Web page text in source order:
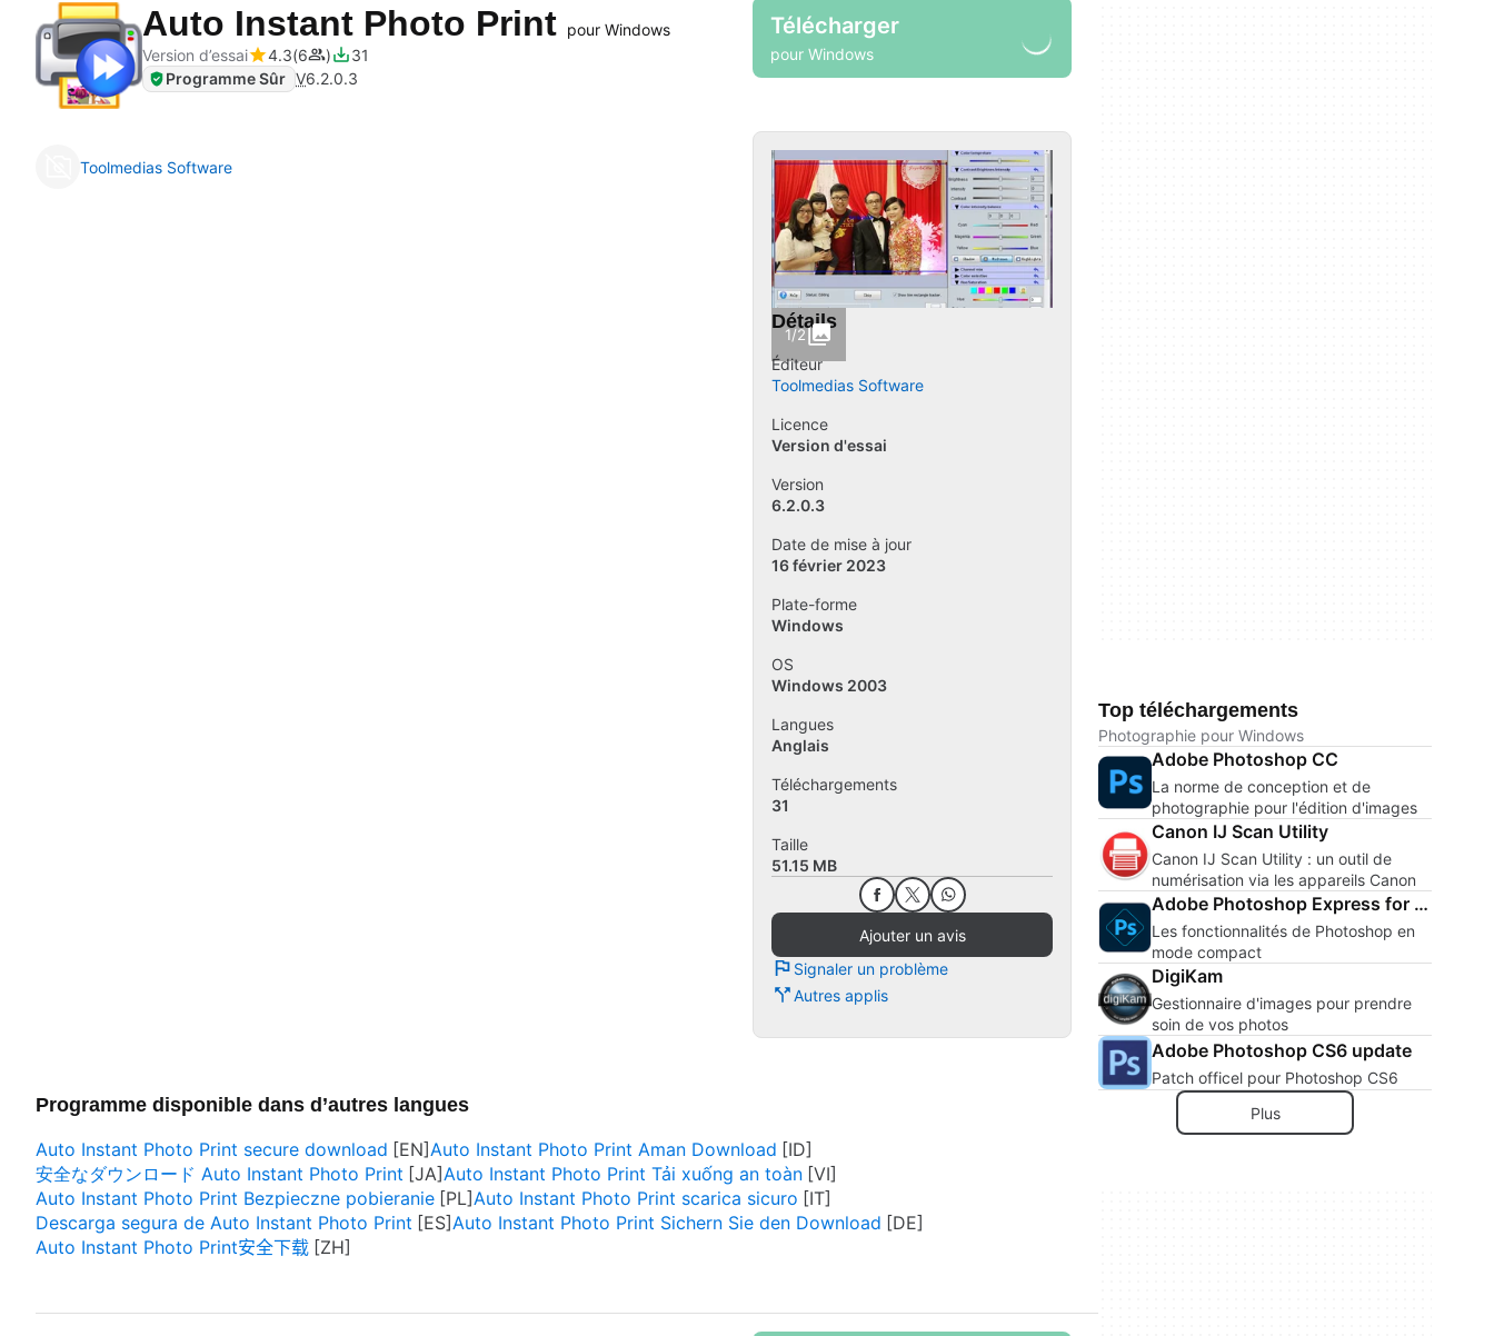
Auto Instant Photo Print pour Windows
Version d’essai
4.3 6
31
Programme Sûr V6.2.0.3
Télécharger
pour Windows
Toolmedias Software
1/2
Détails
Éditeur
Toolmedias Software
Licence
Version d'essai
Version
6.2.0.3
Date de mise à jour
16 février 2023
Plate-forme
Windows
OS
Windows 2003
Langues
Anglais
Téléchargements
31
Taille
51.15 MB
Ajouter un avis
Signaler un problème
Autres applis
Programme disponible dans d’autres langues
Auto Instant Photo Print secure download
Auto Instant Photo Print Aman Download
安全なダウンロード Auto Instant Photo Print
Auto Instant Photo Print Tải xuống an toàn
Auto Instant Photo Print Bezpieczne pobieranie
Auto Instant Photo Print scarica sicuro
Descarga segura de Auto Instant Photo Print
Auto Instant Photo Print Sichern Sie den Download
Auto Instant Photo Print安全下载
Top téléchargements
Photographie pour Windows
Adobe Photoshop CC
La norme de conception et de
photographie pour l'édition d'images
Canon IJ Scan Utility
Canon IJ Scan Utility : un outil de
numérisation via les appareils Canon
Adobe Photoshop Express for Windows 10
Les fonctionnalités de Photoshop en
mode compact
DigiKam
Gestionnaire d'images pour prendre
soin de vos photos
Adobe Photoshop CS6 update
Patch officel pour Photoshop CS6
Plus